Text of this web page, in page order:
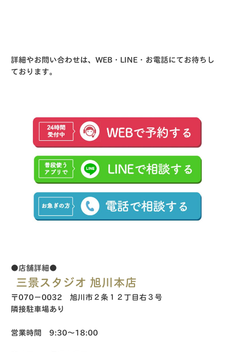
詳細やお問い合わせは、WEB・LINE・お電話にてお待ちし
ております。
●店舗詳細●
三景スタジオ 旭川本店
〒070−0032 旭川市２条１２丁目右３号
隣接駐車場あり
営業時間 9:30〜18:00